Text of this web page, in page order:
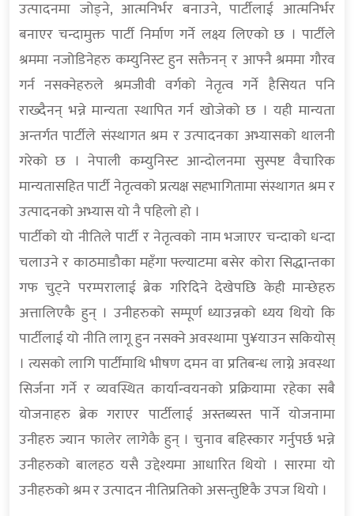
उत्पादनमा जोड्ने, आत्मनिर्भर बनाउने, पार्टीलाई आत्मनिर्भर
बनाएर चन्दामुक्त पार्टी निर्माण गर्ने लक्ष्य लिएको छ । पार्टीले
श्रममा नजोडिनेहरु कम्युनिस्ट हुन सक्तैनन् र आफ्नै श्रममा गौरव
गर्न नसक्नेहरुले श्रमजीवी वर्गको नेतृत्व गर्ने हैसियत पनि
राख्दैनन् भन्ने मान्यता स्थापित गर्न खोजेको छ । यही मान्यता
अन्तर्गत पार्टीले संस्थागत श्रम र उत्पादनका अभ्यासको थालनी
गरेको छ । नेपाली कम्युनिस्ट आन्दोलनमा सुस्पष्ट वैचारिक
मान्यतासहित पार्टी नेतृत्वको प्रत्यक्ष सहभागितामा संस्थागत श्रम र
उत्पादनको अभ्यास यो नै पहिलो हो ।
पार्टीको यो नीतिले पार्टी र नेतृत्वको नाम भजाएर चन्दाको धन्दा
चलाउने र काठमाडौका महँगा फ्ल्याटमा बसेर कोरा सिद्धान्तका
गफ चुट्ने परम्परालाई ब्रेक गरिदिने देखेपछि केही मान्छेहरु
अत्तालिएकै हुन् । उनीहरुको सम्पूर्ण ध्याउन्नको ध्यय थियो कि
पार्टीलाई यो नीति लागू हुन नसक्ने अवस्थामा पु¥याउन सकियोस्
। त्यसको लागि पार्टीमाथि भीषण दमन वा प्रतिबन्ध लाग्ने अवस्था
सिर्जना गर्ने र व्यवस्थित कार्यान्वयनको प्रक्रियामा रहेका सबै
योजनाहरु ब्रेक गराएर पार्टीलाई अस्तब्यस्त पार्ने योजनामा
उनीहरु ज्यान फालेर लागेकै हुन् । चुनाव बहिस्कार गर्नुपर्छ भन्ने
उनीहरुको बालहठ यसै उद्देश्यमा आधारित थियो । सारमा यो
उनीहरुको श्रम र उत्पादन नीतिप्रतिको असन्तुष्टिकै उपज थियो ।